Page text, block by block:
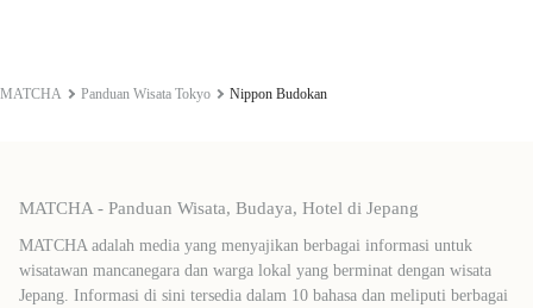
MATCHA Panduan Wisata Tokyo Nippon Budokan
MATCHA - Panduan Wisata, Budaya, Hotel di Jepang
MATCHA adalah media yang menyajikan berbagai informasi untuk
wisatawan mancanegara dan warga lokal yang berminat dengan wisata
Jepang. Informasi di sini tersedia dalam 10 bahasa dan meliputi berbagai